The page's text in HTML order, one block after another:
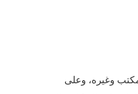
وغيره، وعلى